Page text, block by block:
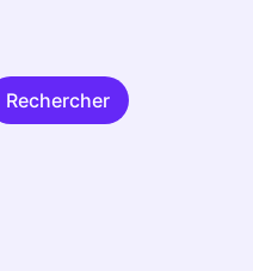
Rechercher